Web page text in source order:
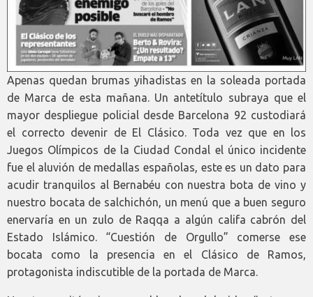
Apenas quedan brumas yihadistas en la soleada portada
de Marca de esta mañana. Un antetítulo subraya que el
mayor despliegue policial desde Barcelona 92 custodiará
el correcto devenir de El Clásico. Toda vez que en los
Juegos Olímpicos de la Ciudad Condal el único incidente
fue el aluvión de medallas españolas, este es un dato para
acudir tranquilos al Bernabéu con nuestra bota de vino y
nuestro bocata de salchichón, un menú que a buen seguro
enervaría en un zulo de Raqqa a algún califa cabrón del
Estado Islámico. “Cuestión de Orgullo” comerse ese
bocata como la presencia en el Clásico de Ramos,
protagonista indiscutible de la portada de Marca.